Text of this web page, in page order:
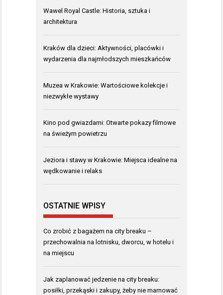
Wawel Royal Castle: Historia, sztuka i
architektura
Kraków dla dzieci: Aktywności, placówki i
wydarzenia dla najmłodszych mieszkańców
Muzea w Krakowie: Wartościowe kolekcje i
niezwykłe wystawy
Kino pod gwiazdami: Otwarte pokazy filmowe
na świeżym powietrzu
Jeziora i stawy w Krakowie: Miejsca idealne na
wędkowanie i relaks
OSTATNIE WPISY
Co zrobić z bagażem na city breaku –
przechowalnia na lotnisku, dworcu, w hotelu i
na miejscu
Jak zaplanować jedzenie na city breaku:
posiłki, przekąski i zakupy, żeby nie marnować